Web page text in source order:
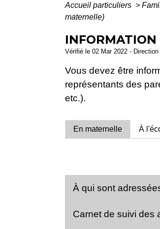
Accueil particuliers >
maternelle)
INFORMATION
Vérifié le 02 Mar 2022 -
Vous devez être
représentants des
etc.).
En maternelle À
À qui sont
Carnet de suivi des